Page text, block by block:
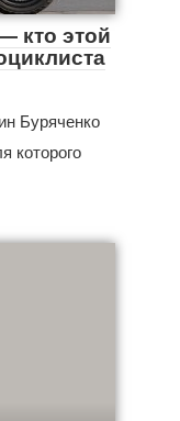
кто этой
Буряченко
которого